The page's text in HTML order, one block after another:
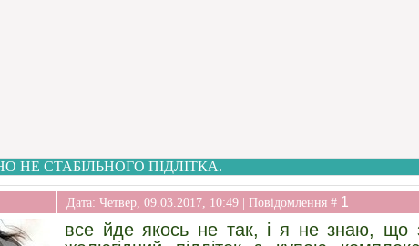
НЕ СТАБІЛЬНОГО ПІДЛІТКА.
Дата: Четвер, 09.03.2017, 10:49 | Повідомлення # 1
все йде якось не так, і я не знаю, що